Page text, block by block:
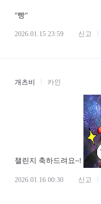
"빵"
2026.01.15 23:59 신고
개츠비 카인
챌린지 축하드려요~!
2026.01.16 00:30 신고